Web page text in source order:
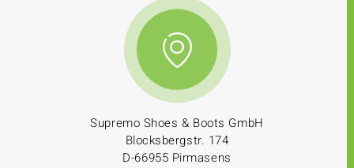
Supremo Shoes & Boots GmbH
Blocksbergstr. 174
D-66955 Pirmasens